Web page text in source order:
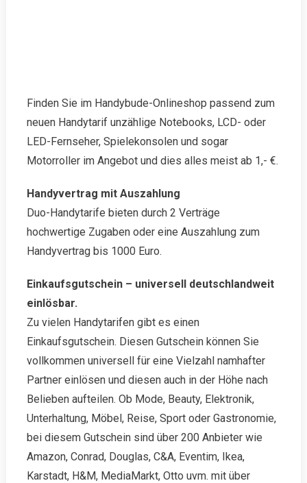
Finden Sie im Handybude-Onlineshop passend zum
neuen Handytarif unzählige Notebooks, LCD- oder
LED-Fernseher, Spielekonsolen und sogar
Motorroller im Angebot und dies alles meist ab 1,- €.
Handyvertrag mit Auszahlung
Duo-Handytarife bieten durch 2 Verträge
hochwertige Zugaben oder eine Auszahlung zum
Handyvertrag bis 1000 Euro.
Einkaufsgutschein – universell deutschlandweit
einlösbar.
Zu vielen Handytarifen gibt es einen
Einkaufsgutschein. Diesen Gutschein können Sie
vollkommen universell für eine Vielzahl namhafter
Partner einlösen und diesen auch in der Höhe nach
Belieben aufteilen. Ob Mode, Beauty, Elektronik,
Unterhaltung, Möbel, Reise, Sport oder Gastronomie,
bei diesem Gutschein sind über 200 Anbieter wie
Amazon, Conrad, Douglas, C&A, Eventim, Ikea,
Karstadt, H&M, MediaMarkt, Otto uvm. mit über